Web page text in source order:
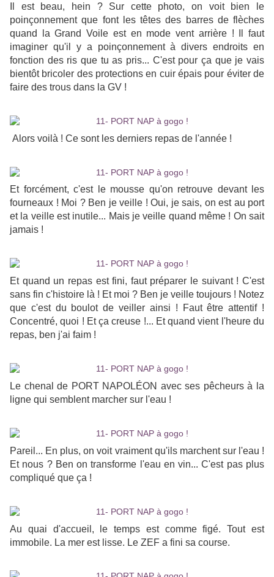
Il est beau, hein ? Sur cette photo, on voit bien le
poinçonnement que font les têtes des barres de flèches
quand la Grand Voile est en mode vent arrière ! Il faut
imaginer qu'il y a poinçonnement à divers endroits en
fonction des ris que tu as pris... C'est pour ça que je vais
bientôt bricoler des protections en cuir épais pour éviter de
faire des trous dans la GV !
Alors voilà ! Ce sont les derniers repas de l'année !
Et forcément, c'est le mousse qu'on retrouve devant les
fourneaux ! Moi ? Ben je veille ! Oui, je sais, on est au port
et la veille est inutile... Mais je veille quand même ! On sait
jamais !
Et quand un repas est fini, faut préparer le suivant ! C'est
sans fin c'histoire là ! Et moi ? Ben je veille toujours ! Notez
que c'est du boulot de veiller ainsi ! Faut être attentif !
Concentré, quoi ! Et ça creuse !... Et quand vient l'heure du
repas, ben j'ai faim !
Le chenal de PORT NAPOLÉON avec ses pêcheurs à la
ligne qui semblent marcher sur l'eau !
Pareil... En plus, on voit vraiment qu'ils marchent sur l'eau !
Et nous ? Ben on transforme l'eau en vin... C'est pas plus
compliqué que ça !
Au quai d'accueil, le temps est comme figé. Tout est
immobile. La mer est lisse. Le ZEF a fini sa course.